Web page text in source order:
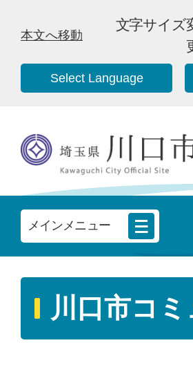
本文へ移動
文字サイズ
Select Language
メインメニュー
川口市コ